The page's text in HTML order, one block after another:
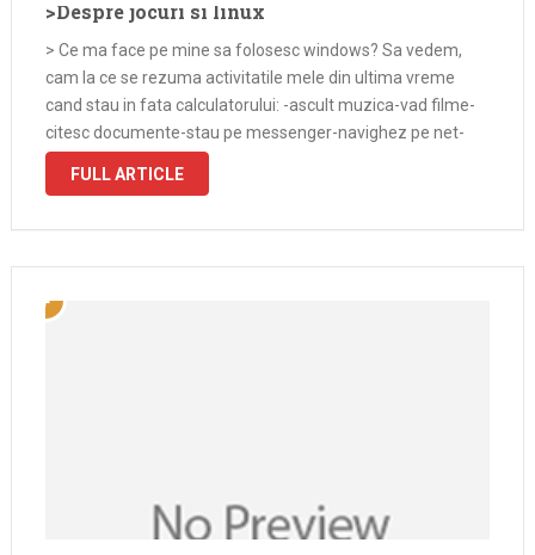
>Despre jocuri si linux
> Ce ma face pe mine sa folosesc windows? Sa vedem,
cam la ce se rezuma activitatile mele din ultima vreme
cand stau in fata calculatorului: -ascult muzica-vad filme-
citesc documente-stau pe messenger-navighez pe net-
descarc de pe torrente-joc ultimele jocuri aparute Cam la
FULL ARTICLE